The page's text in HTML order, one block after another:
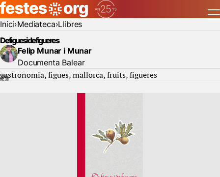
Inici Mediateca Llibres
De figues i de figueres
Felip Munar i Munar
Documenta Balear
gastronomia figues mallorca fruits figueres